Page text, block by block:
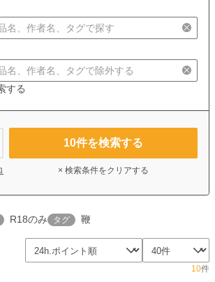
する
10件を検索する
× 検索条件をクリアする
R18のみ タグ 鞭
10件